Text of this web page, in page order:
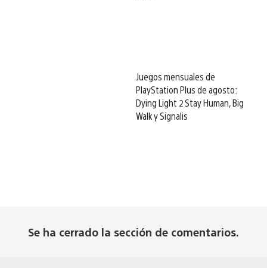
Juegos mensuales de
PlayStation Plus de agosto:
Dying Light 2 Stay Human, Big
Walk y Signalis
Se ha cerrado la sección de comentarios.